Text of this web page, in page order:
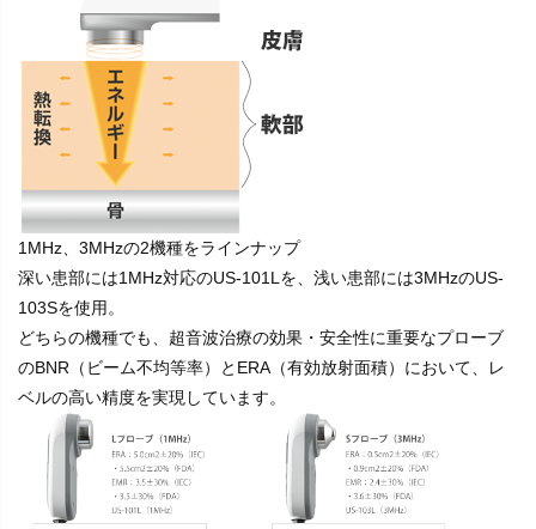
1MHz、3MHzの2機種をラインナップ
深い患部には1MHz対応のUS-101Lを、浅い患部には3MHzのUS-
103Sを使用。
どちらの機種でも、超音波治療の効果・安全性に重要なプローブ
のBNR（ビーム不均等率）とERA（有効放射面積）において、レ
ベルの高い精度を実現しています。